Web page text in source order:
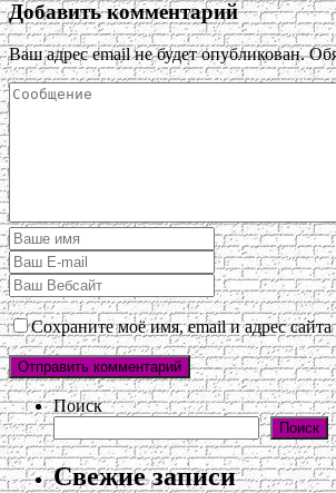
Добавить комментарий
Ваш адрес email не будет опубликован.
Сохраните моё имя, email и адрес
Поиск
Поиск
Свежие записи